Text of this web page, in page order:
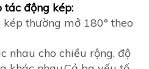
tác động kép:
thường mở 180° theo
nhau cho chiều rộng, độ